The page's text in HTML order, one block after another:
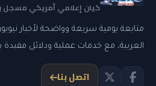
كيان إعلامي أمريكي مسجل برقم
متابعة يومية سريعة وواضحة لأخبار
العربية، مع خدمات عملية ودلائل
اتصل بنا